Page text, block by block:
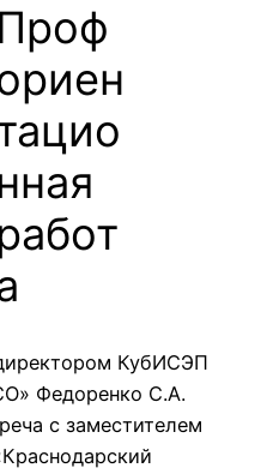
Проф
КубИСЭП
Федоренко С.А.
с заместителем